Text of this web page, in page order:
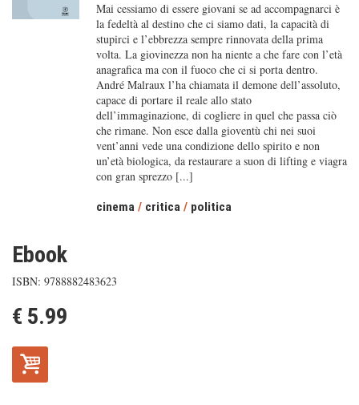
Mai cessiamo di essere giovani se ad accompagnarci è
la fedeltà al destino che ci siamo dati, la capacità di
stupirci e l’ebbrezza sempre rinnovata della prima
volta. La giovinezza non ha niente a che fare con l’età
anagrafica ma con il fuoco che ci si porta dentro.
André Malraux l’ha chiamata il demone dell’assoluto,
capace di portare il reale allo stato
dell’immaginazione, di cogliere in quel che passa ciò
che rimane. Non esce dalla gioventù chi nei suoi
vent’anni vede una condizione dello spirito e non
un’età biologica, da restaurare a suon di lifting e viagra
con gran sprezzo [...]
cinema / critica / politica
Ebook
ISBN: 9788882483623
€ 5.99